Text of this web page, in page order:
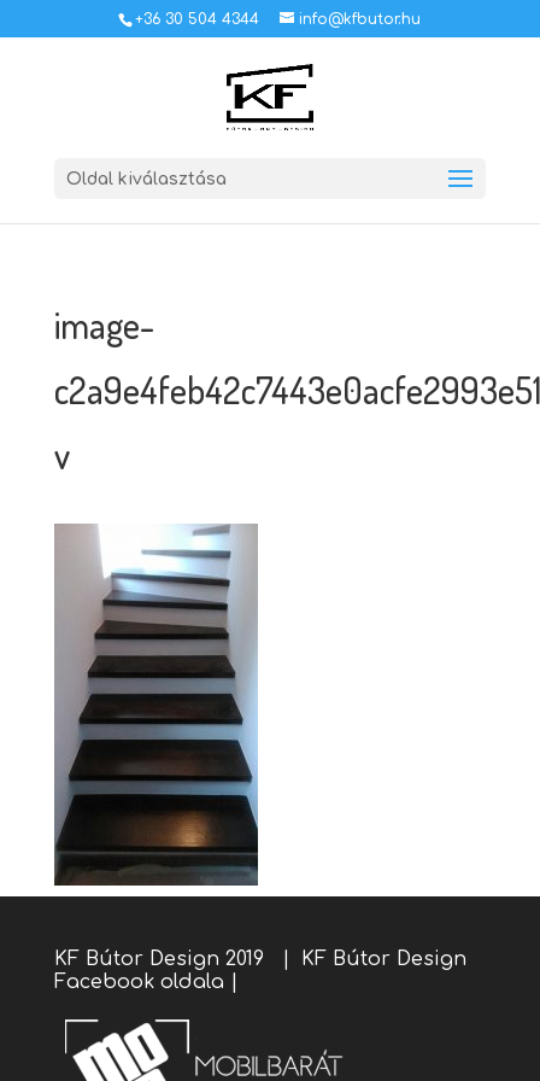
+36 30 504 4344 info@kfbutor.hu
Oldal kiválasztása
image-
v
KF Bútor Design 2019 |
KF Bútor Design
Facebook oldala